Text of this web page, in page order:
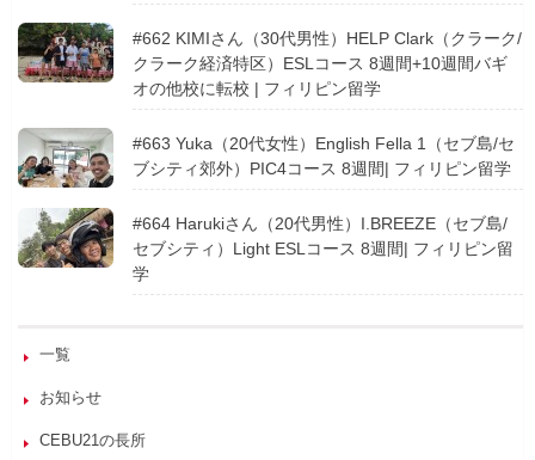
#662 KIMIさん（30代男性）HELP Clark（クラーク/
クラーク経済特区）ESLコース 8週間+10週間バギ
オの他校に転校 | フィリピン留学
#663 Yuka（20代女性）English Fella 1（セブ島/セ
ブシティ郊外）PIC4コース 8週間| フィリピン留学
#664 Harukiさん（20代男性）I.BREEZE（セブ島/
セブシティ）Light ESLコース 8週間| フィリピン留
学
一覧
お知らせ
CEBU21の長所